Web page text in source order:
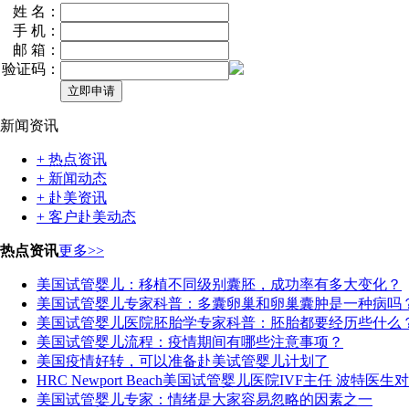
姓 名：
手 机：
邮 箱：
验证码：
新闻资讯
+ 热点资讯
+ 新闻动态
+ 赴美资讯
+ 客户赴美动态
热点资讯更多>>
美国试管婴儿：移植不同级别囊胚，成功率有多大变化？
美国试管婴儿专家科普：多囊卵巢和卵巢囊肿是一种病吗
美国试管婴儿医院胚胎学专家科普：胚胎都要经历些什么
美国试管婴儿流程：疫情期间有哪些注意事项？
美国疫情好转，可以准备赴美试管婴儿计划了
HRC Newport Beach美国试管婴儿医院IVF主任 波特医生对
美国试管婴儿专家：情绪是大家容易忽略的因素之一